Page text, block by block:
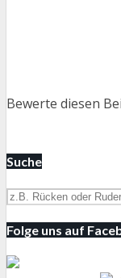
Bewerte diesen
Suche
Folge uns auf